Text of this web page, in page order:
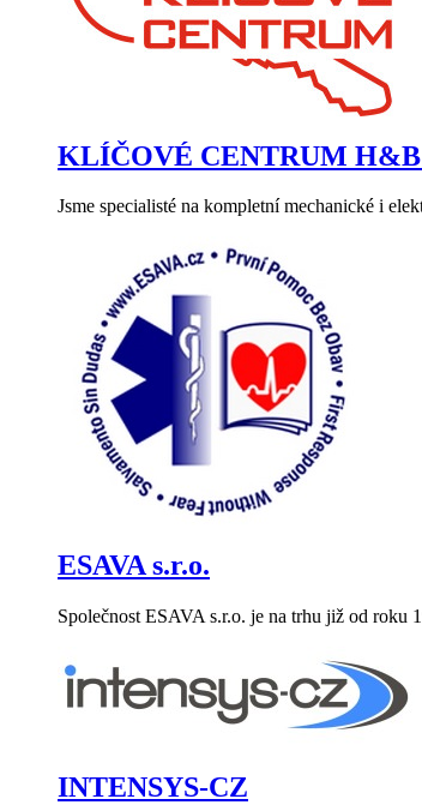
KLÍČOVÉ CENTRUM H&B
Jsme specialisté na kompletní mechanické i
ESAVA s.r.o.
Společnost ESAVA s.r.o. je na trhu již od
INTENSYS-CZ